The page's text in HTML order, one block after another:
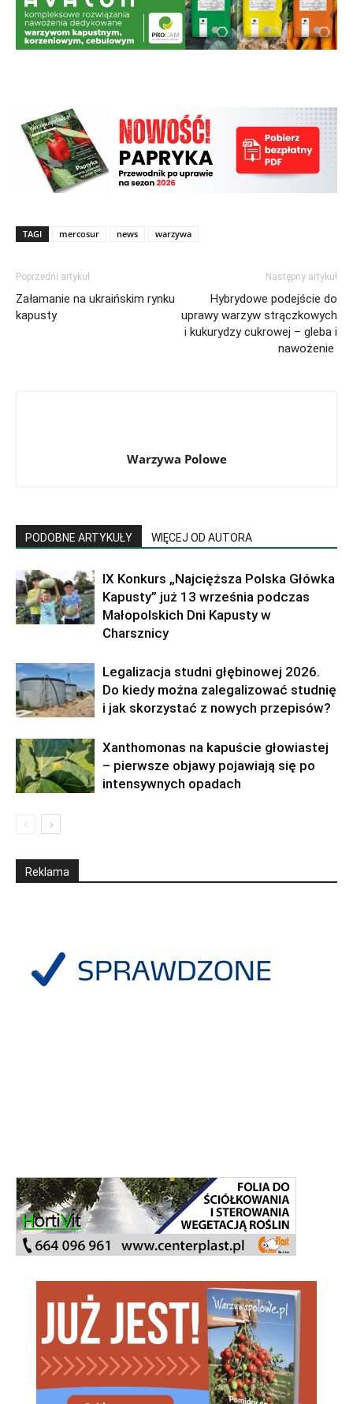
TAGI mercosur news warzywa
Poprzedni artykuł
Załamanie na ukraińskim rynku
kapusty
Następny artykuł
Hybrydowe podejście do
uprawy warzyw strączkowych
i kukurydzy cukrowej – gleba i
nawożenie
Warzywa Polowe
PODOBNE ARTYKUŁY WIĘCEJ OD AUTORA
IX Konkurs „Najcięższa Polska Główka
Kapusty” już 13 września podczas
Małopolskich Dni Kapusty w
Charsznicy
Legalizacja studni głębinowej 2026.
Do kiedy można zalegalizować studnię
i jak skorzystać z nowych przepisów?
Xanthomonas na kapuście głowiastej
– pierwsze objawy pojawiają się po
intensywnych opadach
Reklama